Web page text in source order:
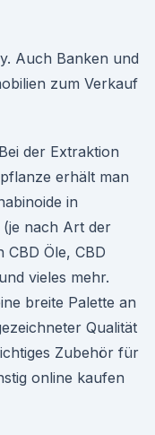
Auch Banken und
zum Verkauf
der Extraktion
erhält man
in
nach Art der
Öle, CBD
vieles mehr.
breite Palette an
Qualität
Zubehör für
online kaufen